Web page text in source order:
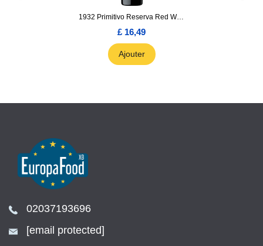
1932 Primitivo Reserva Red Wine 75cl
£ 16,49
Ajouter
02037193696
[email protected]